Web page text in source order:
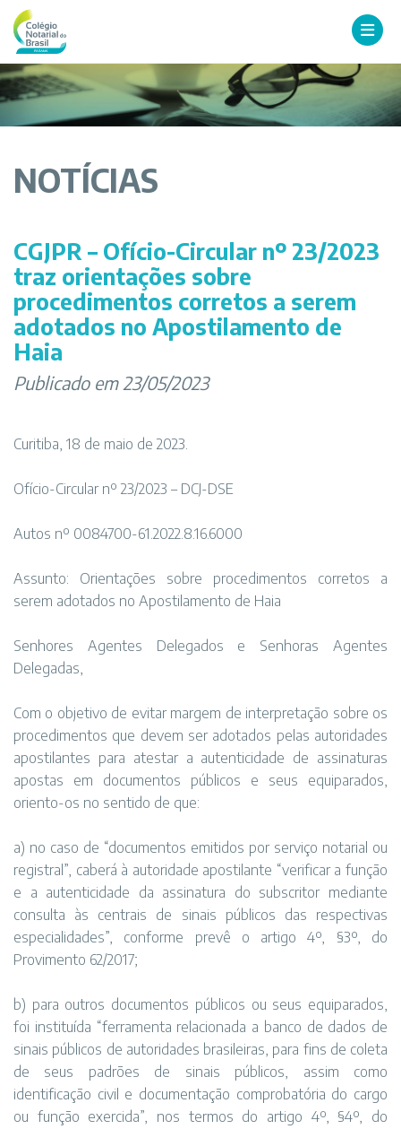
NOTÍCIAS
CGJPR – Ofício-Circular nº 23/2023
traz orientações sobre
procedimentos corretos a serem
adotados no Apostilamento de
Haia
Publicado em 23/05/2023
Curitiba, 18 de maio de 2023.
Ofício-Circular nº 23/2023 – DCJ-DSE
Autos nº 0084700-61.2022.8.16.6000
Assunto: Orientações sobre procedimentos corretos a
serem adotados no Apostilamento de Haia
Senhores Agentes Delegados e Senhoras Agentes
Delegadas,
Com o objetivo de evitar margem de interpretação sobre os
procedimentos que devem ser adotados pelas autoridades
apostilantes para atestar a autenticidade de assinaturas
apostas em documentos públicos e seus equiparados,
oriento-os no sentido de que:
a) no caso de “documentos emitidos por serviço notarial ou
registral”, caberá à autoridade apostilante “verificar a função
e a autenticidade da assinatura do subscritor mediante
consulta às centrais de sinais públicos das respectivas
especialidades”, conforme prevê o artigo 4º, §3º, do
Provimento 62/2017;
b) para outros documentos públicos ou seus equiparados,
foi instituída “ferramenta relacionada a banco de dados de
sinais públicos de autoridades brasileiras, para fins de coleta
de seus padrões de sinais públicos, assim como
identificação civil e documentação comprobatória do cargo
ou função exercida”, nos termos do artigo 4º, §4º, do